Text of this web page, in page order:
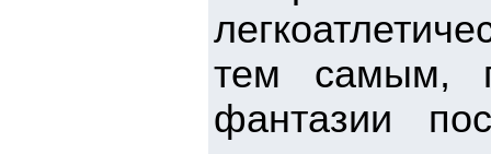
тем самым,
фантазии